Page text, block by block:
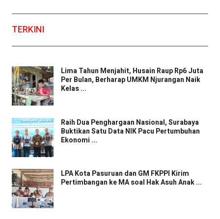
TERKINI
Lima Tahun Menjahit, Husain Raup Rp6 Juta
Per Bulan, Berharap UMKM Njurangan Naik
Kelas ...
Raih Dua Penghargaan Nasional, Surabaya
Buktikan Satu Data NIK Pacu Pertumbuhan
Ekonomi ...
LPA Kota Pasuruan dan GM FKPPI Kirim
Pertimbangan ke MA soal Hak Asuh Anak ...